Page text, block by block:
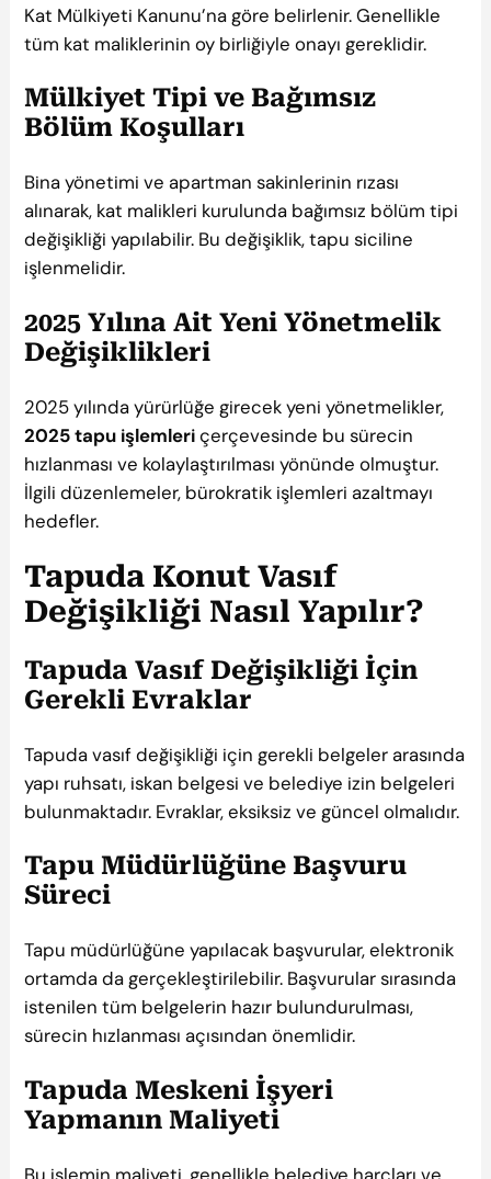
Kat Mülkiyeti Kanunu’na göre belirlenir. Genellikle
tüm kat maliklerinin oy birliğiyle onayı gereklidir.
Mülkiyet Tipi ve Bağımsız
Bölüm Koşulları
Bina yönetimi ve apartman sakinlerinin rızası
alınarak, kat malikleri kurulunda bağımsız bölüm tipi
değişikliği yapılabilir. Bu değişiklik, tapu siciline
işlenmelidir.
2025 Yılına Ait Yeni Yönetmelik
Değişiklikleri
2025 yılında yürürlüğe girecek yeni yönetmelikler,
2025 tapu işlemleriçerçevesinde bu sürecin
hızlanması ve kolaylaştırılması yönünde olmuştur.
İlgili düzenlemeler, bürokratik işlemleri azaltmayı
hedefler.
Tapuda Konut Vasıf
Değişikliği Nasıl Yapılır?
Tapuda Vasıf Değişikliği İçin
Gerekli Evraklar
Tapuda vasıf değişikliği için gerekli belgeler arasında
yapı ruhsatı, iskan belgesi ve belediye izin belgeleri
bulunmaktadır. Evraklar, eksiksiz ve güncel olmalıdır.
Tapu Müdürlüğüne Başvuru
Süreci
Tapu müdürlüğüne yapılacak başvurular, elektronik
ortamda da gerçekleştirilebilir. Başvurular sırasında
istenilen tüm belgelerin hazır bulundurulması,
sürecin hızlanması açısından önemlidir.
Tapuda Meskeni İşyeri
Yapmanın Maliyeti